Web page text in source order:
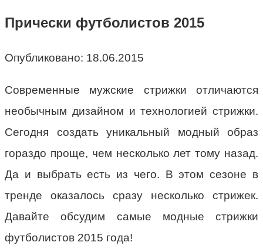
Прически футболистов 2015
Опубликовано: 18.06.2015
Современные мужские стрижки отличаются
необычным дизайном и технологией стрижки.
Сегодня создать уникальный модный образ
гораздо проще, чем несколько лет тому назад.
Да и выбрать есть из чего. В этом сезоне в
тренде оказалось сразу несколько стрижек.
Давайте обсудим самые модные стрижки
футболистов 2015 года!